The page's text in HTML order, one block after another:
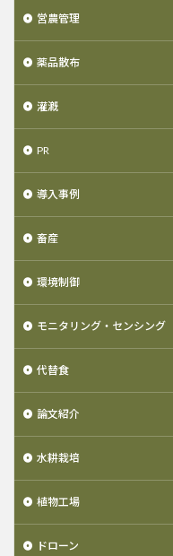
営農管理
薬品散布
灌漑
PR
導入事例
畜産
環境制御
モニタリング・センシング
代替食
論文紹介
水耕栽培
植物工場
ドローン